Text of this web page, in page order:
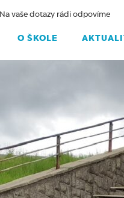
O ŠKOLE
Na vaše dotazy rádi odpovíme